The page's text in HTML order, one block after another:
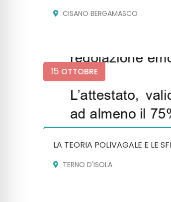
CISANO BERGAMASCO
15 OTTOBRE
LA TEORIA POLIVAGALE E LE
TERNO D'ISOLA